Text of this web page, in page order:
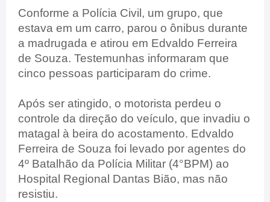
Conforme a Polícia Civil, um grupo, que
estava em um carro, parou o ônibus durante
a madrugada e atirou em Edvaldo Ferreira
de Souza. Testemunhas informaram que
cinco pessoas participaram do crime.
Após ser atingido, o motorista perdeu o
controle da direção do veículo, que invadiu o
matagal à beira do acostamento. Edvaldo
Ferreira de Souza foi levado por agentes do
4º Batalhão da Polícia Militar (4°BPM) ao
Hospital Regional Dantas Bião, mas não
resistiu.